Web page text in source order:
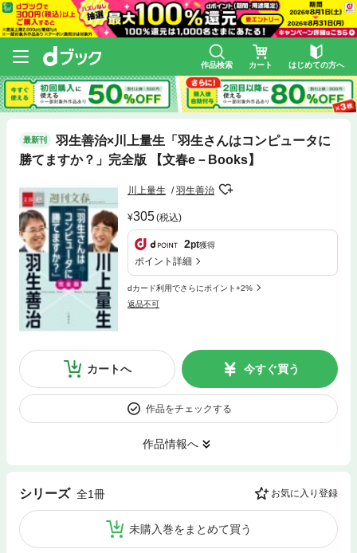
作品検索 カート はじめての方へ
最新刊
羽生善治×川上量生「羽生さんはコンピュータに
勝てますか？」完全版 【文春e－Books】
川上量生 羽生善治
305(税込)
2pt獲得
ポイント詳細
dカード利用でさらにポイント+2%
返品不可
カートへ 今すぐ買う
作品をチェックする
作品情報へ
シリーズ 全1冊 お気に入り登録
未購入巻をまとめて買う